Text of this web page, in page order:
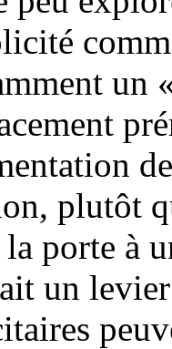
un
plutôt
porte à
un